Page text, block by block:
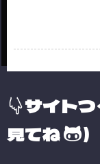
サイト
見てね
）